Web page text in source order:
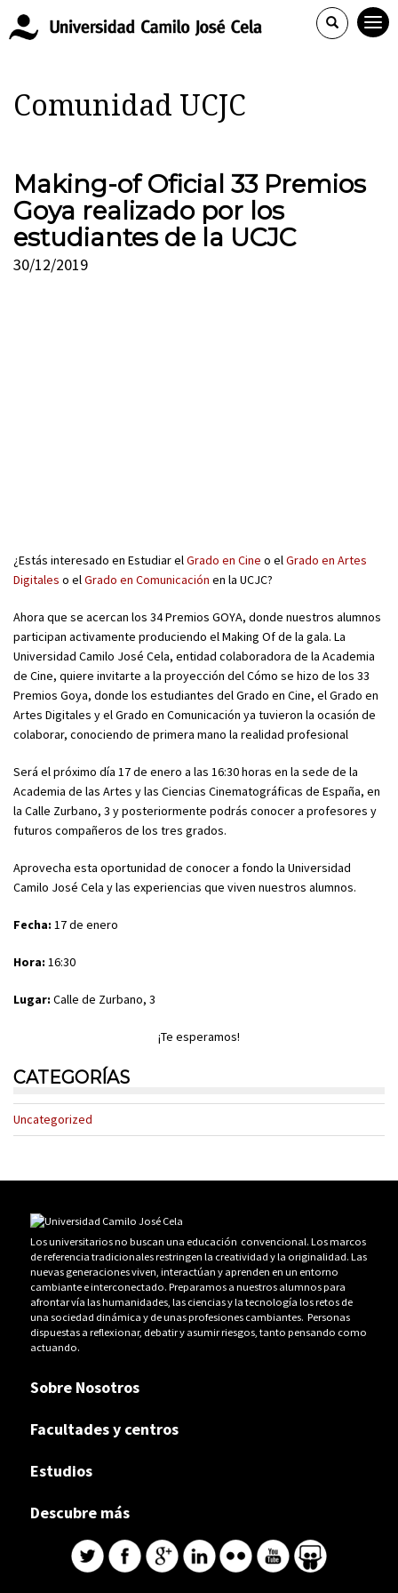
Comunidad UCJC
Making-of Oficial 33 Premios
Goya realizado por los
estudiantes de la UCJC
30/12/2019
¿Estás interesado en Estudiar elGrado en Cine o elGrado en Artes
Digitales o elGrado en Comunicación en la UCJC?
Ahora que se acercan los 34 Premios GOYA, donde nuestros alumnos
participan activamente produciendo el Making Of de la gala. La
Universidad Camilo José Cela, entidad colaboradora de la Academia
de Cine, quiere invitarte a la proyección del Cómo se hizo de los 33
Premios Goya, donde los estudiantes del Grado en Cine, el Grado en
Artes Digitales y el Grado en Comunicación ya tuvieron la ocasión de
colaborar, conociendo de primera mano la realidad profesional
Será el próximo día 17 de enero a las 16:30 horas en la sede de la
Academia de las Artes y las Ciencias Cinematográficas de España, en
la Calle Zurbano, 3 y posteriormente podrás conocer a profesores y
futuros compañeros de los tres grados.
Aprovecha esta oportunidad de conocer a fondo la Universidad
Camilo José Cela y las experiencias que viven nuestros alumnos.
Fecha: 17 de enero
Hora: 16:30
Lugar: Calle de Zurbano, 3
¡Te esperamos!
CATEGORÍAS
Uncategorized
Los universitarios no buscan una educación convencional. Los marcos
de referencia tradicionales restringen la creatividad y la originalidad. Las
nuevas generaciones viven, interactúan y aprenden en un entorno
cambiante e interconectado. Preparamos a nuestros alumnos para
afrontar vía las humanidades, las ciencias y la tecnología los retos de
una sociedad dinámica y de unas profesiones cambiantes. Personas
dispuestas a reflexionar, debatir y asumir riesgos, tanto pensando como
actuando.
Sobre Nosotros
Facultades y centros
Estudios
Descubre más